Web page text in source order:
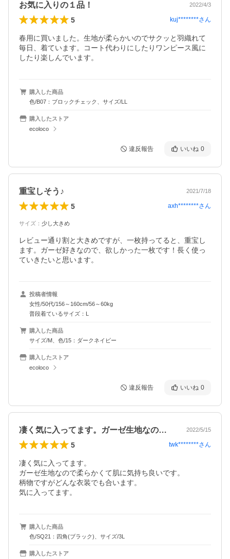
お気に入りの１品！ 2022/4/3
5 kuj********さん
春用に買いました。生地が柔らかいのでサクッと羽織れて
毎日、着ています。コート代わりにしたりワンピース風に
したり楽しんでいます。
購入した商品
色/B07：ブロックチェック、サイズ/LL
購入したストア
ecoloco
違反報告 いいね 0
重宝しそう♪ 2021/7/18
5 axh********さん
サイズ ： 少し大きめ
レビュー通り割と大きめですが、一枚持ってると、重宝し
ます。ガーゼ好きなので、欲しかった一枚です！長く使っ
ていきたいと思います。
投稿者情報
女性/50代/156～160cm/56～60kg
普段着ているサイズ：L
購入した商品
サイズ/M、色/15：ダークネイビー
購入したストア
ecoloco
違反報告 いいね 0
凄く気に入ってます。ガーゼ生地なので柔… 2022/5/15
5 twk********さん
凄く気に入ってます。
ガーゼ生地なので柔らかくて肌に気持ち良いです。
柄物ですがどんな衣装でも合います。
気に入ってます。
購入した商品
色/SQ21：四角(ブラック)、サイズ/3L
購入したストア